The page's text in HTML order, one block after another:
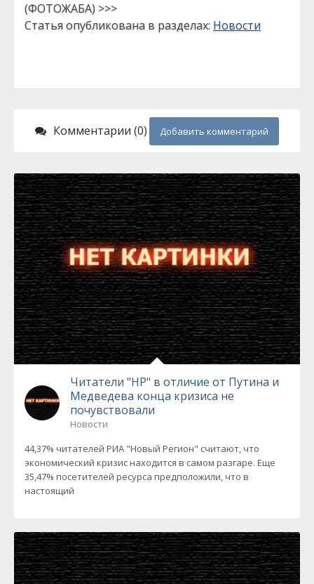
(ФОТОЖАБА) >>>
Статья опубликована в разделах: Новости
Комментарии (0) Добавить комментарий
Читатели "НР" в отличие от Путина и
Медведева конца кризиса не
почувствовали
Новости
44,37% читателей РИА "Новый Регион" считают, что
экономический кризис находится в самом разгаре. Еще
35,47% посетителей ресурса предположили, что в
настоящий